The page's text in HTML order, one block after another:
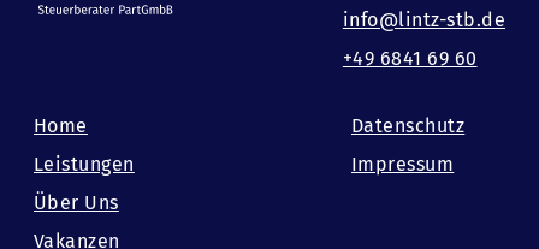
info@lintz-stb.de
+49 6841 69 60
Home
Leistungen
Über Uns
Vakanzen
Datenschutz
Impressum